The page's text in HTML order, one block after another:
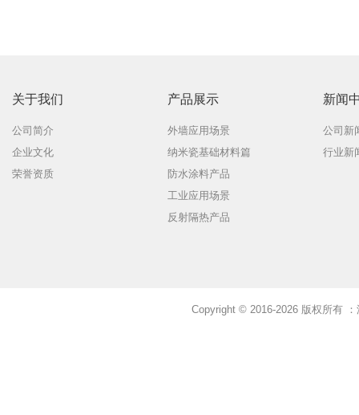
关于我们
公司简介
企业文化
荣誉资质
产品展示
外墙应用场景
纳米瓷基础材料篇
防水涂料产品
工业应用场景
反射隔热产品
新闻
公司新
行业新
Copyright © 2016-2026 版权所有